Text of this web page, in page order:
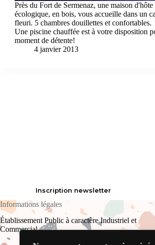
Près du Fort de Sermenaz, une maison d'hôte
écologique, en bois, vous accueille dans un
fleuri. 5 chambres douillettes et confortables.
Une piscine chauffée est à votre disposition
moment de détente!
4 janvier 2013
Inscription newsletter
Informations légales
Établissement Public à caractère Industriel et
Commercial